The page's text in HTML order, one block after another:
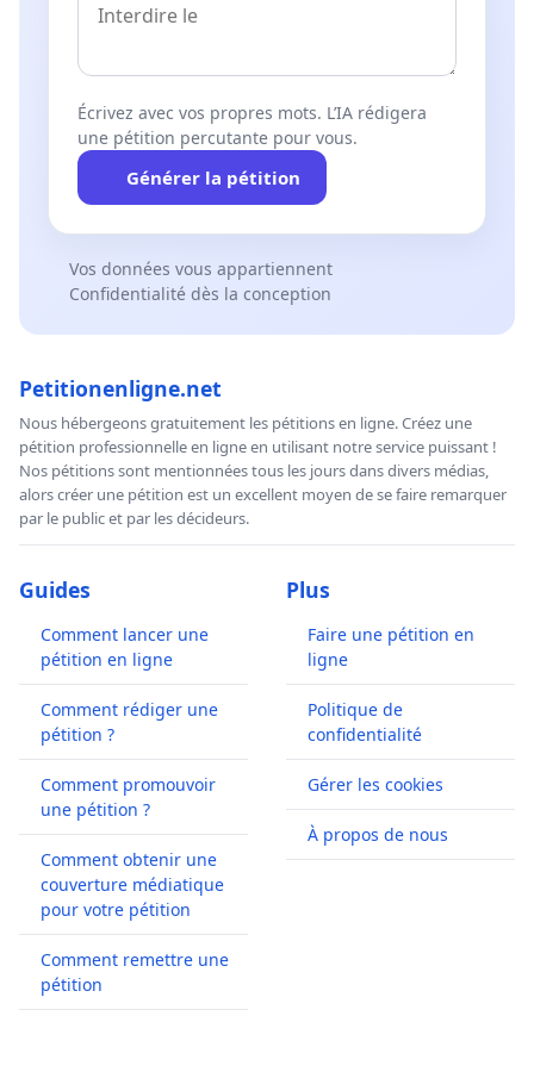
Écrivez avec vos propres mots. L’IA rédigera
une pétition percutante pour vous.
Générer la pétition
Vos données vous appartiennent
Confidentialité dès la conception
Petitionenligne.net
Nous hébergeons gratuitement les pétitions en ligne. Créez une
pétition professionnelle en ligne en utilisant notre service puissant !
Nos pétitions sont mentionnées tous les jours dans divers médias,
alors créer une pétition est un excellent moyen de se faire remarquer
par le public et par les décideurs.
Guides
Comment lancer une
pétition en ligne
Comment rédiger une
pétition ?
Comment promouvoir
une pétition ?
Comment obtenir une
couverture médiatique
pour votre pétition
Comment remettre une
pétition
Plus
Faire une pétition en
ligne
Politique de
confidentialité
Gérer les cookies
À propos de nous